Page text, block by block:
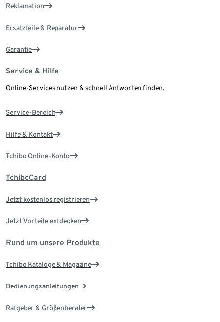
Reklamation
Ersatzteile & Reparatur
Garantie
Service & Hilfe
Online-Services nutzen & schnell Antworten finden.
Service-Bereich
Hilfe & Kontakt
Tchibo Online-Konto
TchiboCard
Jetzt kostenlos registrieren
Jetzt Vorteile entdecken
Rund um unsere Produkte
Tchibo Kataloge & Magazine
Bedienungsanleitungen
Ratgeber & Größenberater